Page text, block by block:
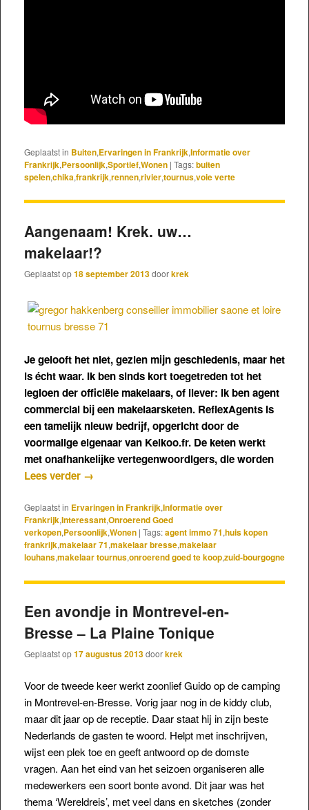
Geplaatst in Buiten,Ervaringen in Frankrijk,Informatie over
Frankrijk,Persoonlijk,Sportief,Wonen | Tags:buiten
spelen,chika,frankrijk,rennen,rivier,tournus,voie verte
Aangenaam! Krek. uw…
makelaar!?
Geplaatst op18 september 2013doorkrek
Je gelooft het niet, gezien mijn geschiedenis, maar het
is écht waar. Ik ben sinds kort toegetreden tot het
legioen der officiële makelaars, of liever: ik ben agent
commercial bij een makelaarsketen. ReflexAgents is
een tamelijk nieuw bedrijf, opgericht door de
voormalige eigenaar van Kelkoo.fr. De keten werkt
met onafhankelijke vertegenwoordigers, die worden
Lees verder →
Geplaatst in Ervaringen in Frankrijk,Informatie over
Frankrijk,Interessant,Onroerend Goed
verkopen,Persoonlijk,Wonen | Tags:agent immo 71,huis kopen
frankrijk,makelaar 71,makelaar bresse,makelaar
louhans,makelaar tournus,onroerend goed te koop,zuid-bourgogne
Een avondje in Montrevel-en-
Bresse – La Plaine Tonique
Geplaatst op17 augustus 2013doorkrek
Voor de tweede keer werkt zoonlief Guido op de camping
in Montrevel-en-Bresse. Vorig jaar nog in de kiddy club,
maar dit jaar op de receptie. Daar staat hij in zijn beste
Nederlands de gasten te woord. Helpt met inschrijven,
wijst een plek toe en geeft antwoord op de domste
vragen. Aan het eind van het seizoen organiseren alle
medewerkers een soort bonte avond. Dit jaar was het
thema ‘Wereldreis’, met veel dans en sketches (zonder